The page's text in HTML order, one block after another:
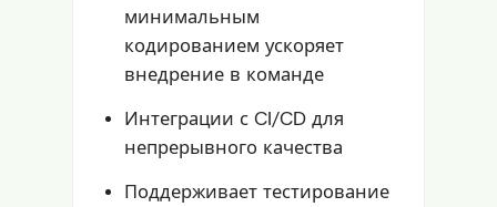
минимальным
кодированием ускоряет
внедрение в команде
Интеграции с CI/CD для
непрерывного качества
Поддерживает тестирование